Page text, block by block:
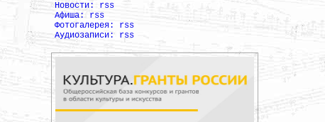
Новости: rss
Афиша: rss
Фотогалерея: rss
Аудиозаписи: rss